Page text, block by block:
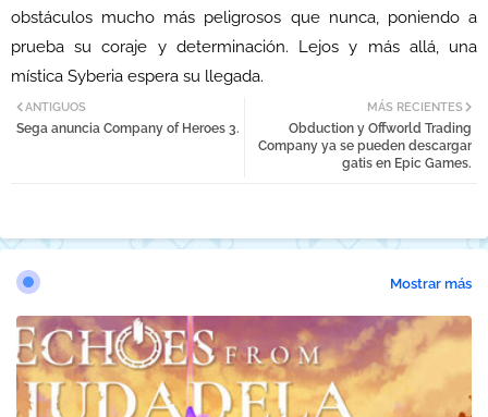
obstáculos mucho más peligrosos que nunca, poniendo a
prueba su coraje y determinación. Lejos y más allá, una
mística Syberia espera su llegada.
MÁS RECIENTES
Obduction y Offworld Trading
Company ya se pueden descargar
gatis en Epic Games.
ANTIGUOS
Sega anuncia Company of Heroes 3.
Mostrar más